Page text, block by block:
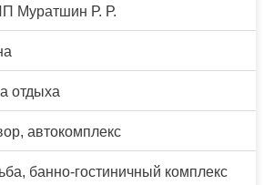
Муратшин Р. Р.
отдыха
автокомплекс
банно-гостиничный комплекс